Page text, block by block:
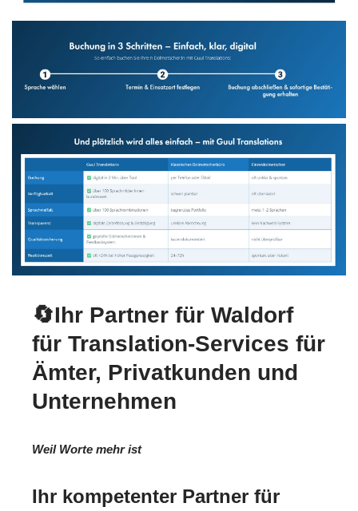
🔄Ihr Partner für Waldorf
für Translation-Services für
Ämter, Privatkunden und
Unternehmen
Weil Worte mehr ist
Ihr kompetenter Partner für